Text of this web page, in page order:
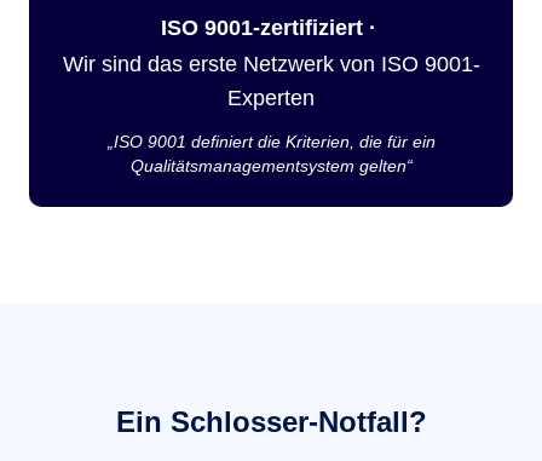
ISO 9001-zertifiziert ·
Wir sind das erste Netzwerk von ISO 9001-
Experten
„ISO 9001 definiert die Kriterien, die für ein
Qualitätsmanagementsystem gelten“
Ein Schlosser-Notfall?